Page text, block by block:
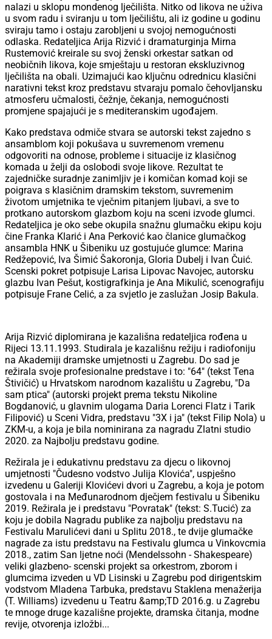
nalazi u sklopu mondenog lječilišta. Nitko od likova ne uživa
u svom radu i sviranju u tom lječilištu, ali iz godine u godinu
sviraju tamo i ostaju zarobljeni u svojoj nemogućnosti
odlaska. Redateljica Arija Rizvić i dramaturginja Mirna
Rustemović kreirale su svoj ženski orkestar satkan od
neobičnih likova, koje smještaju u restoran ekskluzivnog
lječilišta na obali. Uzimajući kao ključnu odrednicu klasični
narativni tekst kroz predstavu stvaraju pomalo čehovljansku
atmosferu učmalosti, čežnje, čekanja, nemogućnosti
promjene spajajući je s mediteranskim ugođajem.
Kako predstava odmiče stvara se autorski tekst zajedno s
ansamblom koji pokušava u suvremenom vremenu
odgovoriti na odnose, probleme i situacije iz klasičnog
komada u želji da oslobodi svoje likove. Rezultat te
zajedničke suradnje zanimljiv je i komičan komad koji se
poigrava s klasičnim dramskim tekstom, suvremenim
životom umjetnika te vječnim pitanjem ljubavi, a sve to
protkano autorskom glazbom koju na sceni izvode glumci.
Redateljica je oko sebe okupila snažnu glumačku ekipu koju
čine Franka Klarić i Ana Perković kao članice glumačkog
ansambla HNK u Šibeniku uz gostujuće glumce: Marina
Redžepović, Iva Šimić Šakoronja, Gloria Dubelj i Ivan Čuić.
Scenski pokret potpisuje Larisa Lipovac Navojec, autorsku
glazbu Ivan Pešut, kostigrafkinja je Ana Mikulić, scenografiju
potpisuje Frane Celić, a za svjetlo je zaslužan Josip Bakula.
Arija Rizvić diplomirana je kazališna redateljica rođena u
Rijeci 13.11.1993. Studirala je kazališnu režiju i radiofoniju
na Akademiji dramske umjetnosti u Zagrebu. Do sad je
režirala svoje profesionalne predstave i to: "64" (tekst Tena
Štivičić) u Hrvatskom narodnom kazalištu u Zagrebu, "Da
sam ptica" (autorski projekt prema tekstu Nikoline
Bogdanović, u glavnim ulogama Daria Lorenci Flatz i Tarik
Filipović) u Sceni Vidra, predstavu "3X i ja" (tekst Filip Nola) u
ZKM-u, a koja je bila nominirana za nagradu Zlatni studio
2020. za Najbolju predstavu godine.
Režirala je i edukativnu predstavu za djecu o likovnoj
umjetnosti "Čudesno vodstvo Julija Klovića", uspješno
izvedenu u Galeriji Klovićevi dvori u Zagrebu, a koja je potom
gostovala i na Međunarodnom dječjem festivalu u Šibeniku
2019. Režirala je i predstavu "Povratak" (tekst: S.Tucić) za
koju je dobila Nagradu publike za najbolju predstavu na
Festivalu Marulićevi dani u Splitu 2018., te dvije glumačke
nagrade za istu predstavu na Festivalu glumca u Vinkovcmia
2018., zatim San ljetne noći (Mendelssohn - Shakespeare)
veliki glazbeno- scenski projekt sa orkestrom, zborom i
glumcima izveden u VD Lisinski u Zagrebu pod dirigentskim
vodstvom Mladena Tarbuka, predstavu Staklena menažerija
(T. Williams) izvedenu u Teatru &amp;TD 2016.g. u Zagrebu
te mnoge druge kazališne projekte, dramska čitanja, modne
revije, otvorenja izložbi...